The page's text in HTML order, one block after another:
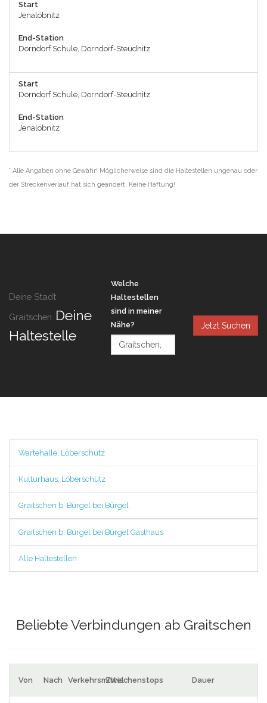
Start
Jenalöbnitz
End-Station
Dorndorf Schule, Dorndorf-Steudnitz
Start
Dorndorf Schule, Dorndorf-Steudnitz
End-Station
Jenalöbnitz
* Alle Angaben ohne Gewähr! Möglicherweise sind die Haltestellen ungenau oder
der Streckenverlauf hat sich geändert. Keine Haftung!
Deine Stadt
Graitschen Deine
Haltestelle
Welche
Haltestellen
sind in meiner
Nähe?
Jetzt Suchen
Wartehalle, Löberschütz
Kulturhaus, Löberschütz
Graitschen b. Bürgel bei Bürgel
Graitschen b. Bürgel bei Bürgel Gasthaus
Alle Haltestellen
Beliebte Verbindungen ab Graitschen
Von Nach VerkehrsmittelZwischenstops Dauer